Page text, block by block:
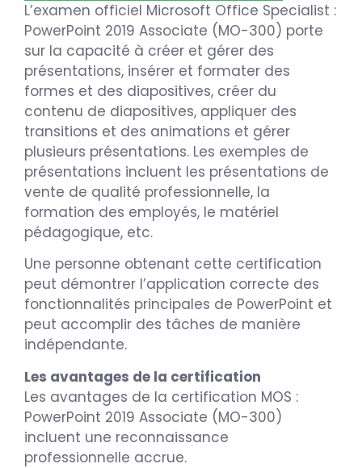
L’examen officiel Microsoft Office Specialist :
PowerPoint 2019 Associate (MO-300) porte
sur la capacité à créer et gérer des
présentations, insérer et formater des
formes et des diapositives, créer du
contenu de diapositives, appliquer des
transitions et des animations et gérer
plusieurs présentations. Les exemples de
présentations incluent les présentations de
vente de qualité professionnelle, la
formation des employés, le matériel
pédagogique, etc.
Une personne obtenant cette certification
peut démontrer l’application correcte des
fonctionnalités principales de PowerPoint et
peut accomplir des tâches de manière
indépendante.
Les avantages de la certification
Les avantages de la certification MOS :
PowerPoint 2019 Associate (MO-300)
incluent une reconnaissance
professionnelle accrue.